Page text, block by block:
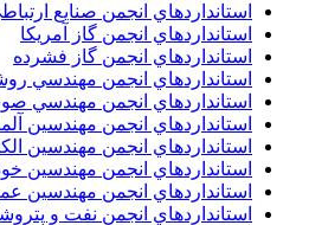
استانداردهاي انجمن صنايع
استانداردهاي انجمن گاز آمريکا
استانداردهاي انجمن گاز فشرده
استانداردهاي انجمن مهندسي
استانداردهاي انجمن مهندسي
استانداردهاي انجمن مهندسين
استانداردهاي انجمن مهندسين
استانداردهاي انجمن مهندسين
استانداردهاي انجمن مهندسين
استانداردهاي انجمن نفت و